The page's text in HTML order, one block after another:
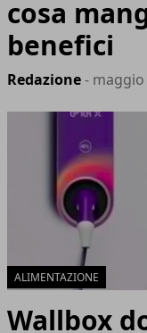
cosa
benefici
Redazione- maggio
ALIMENTAZIONE
Wallbox